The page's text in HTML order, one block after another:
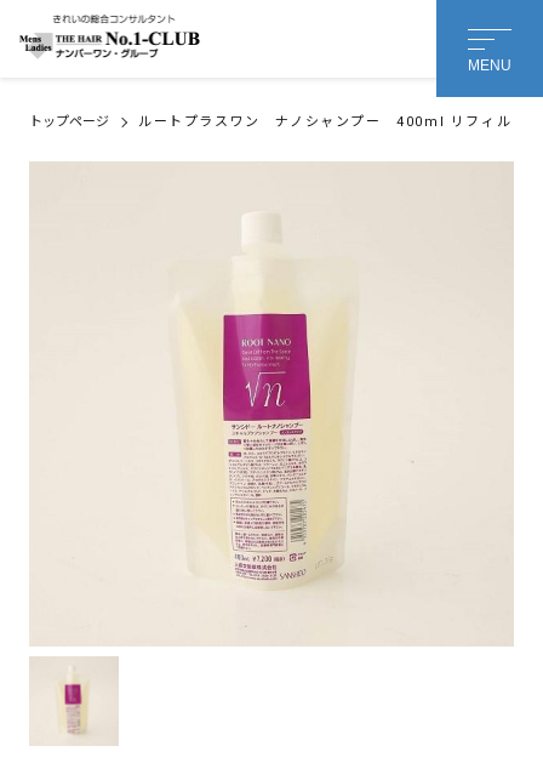
MENU
トップページ ルートプラスワン ナノシャンプー 400ml リフィル
会社名 or 個人名*
姓